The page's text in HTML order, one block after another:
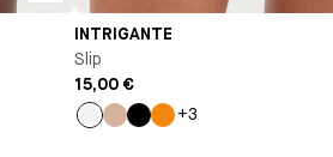
INTRIGANTE
Slip
15,00 €
Blanc
+3